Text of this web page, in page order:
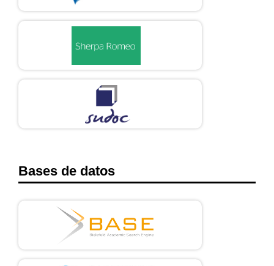
37. García Uribe JC. Propiedad intelectual, patentes y salud: una
https://doi.org/10.18359/rlbi.5076
https://doi.org/10.18359/rlbi.5076
38. Gracia Guillén D, Cortina Orts A. La cuestión del valor.
Madrid: Real Academia de Ciencias Morales y Políticas; 2011.
https://doi.org/10.21615/cesenferm.7522
40. Gracia D. Valor y precio. Madrid: Triacastela; 2013.
41. Gracia Guillén D. Como arqueros al blanco: estudios de
Bases de datos